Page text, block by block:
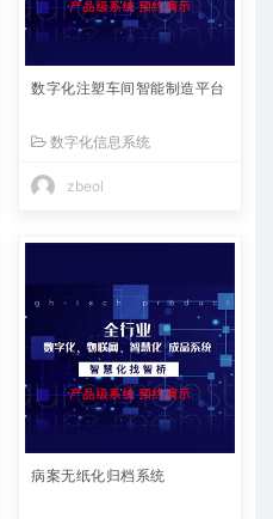
数字化注塑车间智能制造平台
数字化信息系统
zbeol
病案无纸化归档系统